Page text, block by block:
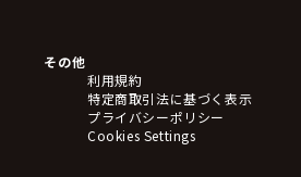
その他
利用規約
特定商取引法に基づく表示
プライバシーポリシー
Cookies Settings